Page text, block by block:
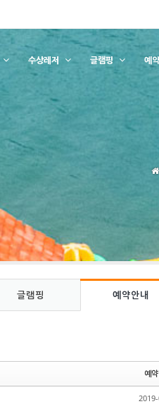
수상레저 글램핑 예
글램핑 예약안내
예